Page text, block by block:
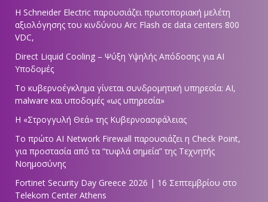
Η Schneider Electric παρουσιάζει πρωτοποριακή μελέτη
αξιολόγησης του κινδύνου Arc Flash σε data centers 800
VDC,
Direct Liquid Cooling – Ψύξη Υψηλής Απόδοσης για AI
Υποδομές
Το κυβερνοέγκλημα γίνεται συνδρομητική υπηρεσία: AI,
malware και υποδομές «ως υπηρεσία»
Η «Στρογγυλή Θεά» της Κυβερνοασφάλειας
Tο πρώτο AI Network Firewall παρουσιάζει η Check Point,
για προστασία από τα “τυφλά σημεία” της Τεχνητής
Νοημοσύνης
Fortinet Security Day Greece 2026 | 16 Σεπτεμβρίου στο
Telekom Center Athens